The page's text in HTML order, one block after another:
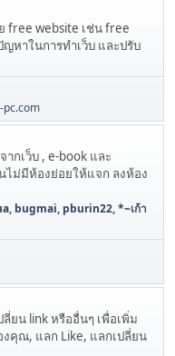
free website เช่น free
หาในการทำเว็บ และปรับ
pc.com
กเว็บ , e-book และ
ไม่มีห้องย่อยให้แจก ลงห้อง
, bugmai, pburin22,*~เก้า
ยน link หรืออื่นๆ เพื่อเพิ่ม
คุณ, แลก Like, แลกเปลี่ยน